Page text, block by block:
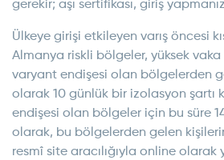
gerekir; aşı sertifikası, giriş
Ülkeye girişi etkileyen varış öncesi
Almanya riskli bölgeler, yüksek
varyant endişesi olan bölgelerden
olarak 10 günlük bir izolasyon şartı
endişesi olan bölgeler için bu süre
olarak, bu bölgelerden gelen kişilerin
resmî site aracılığıyla online olarak